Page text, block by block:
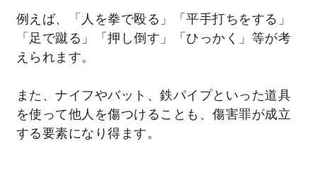
例えば、「人を拳で殴る」「平手打ちをする」
「足で蹴る」「押し倒す」「ひっかく」等が考
えられます。
また、ナイフやバット、鉄パイプといった道具
を使って他人を傷つけることも、傷害罪が成立
する要素になり得ます。